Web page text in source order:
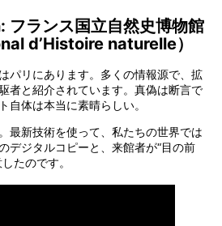
ランス国立自然史博物館
d’Histoire naturelle）
パリにあります。多くの情報源で、拡
者と紹介されています。真偽は断言で
自体は本当に素晴らしい。
最新技術を使って、私たちの世界では
デジタルコピーと、来館者が“目の前
たのです。